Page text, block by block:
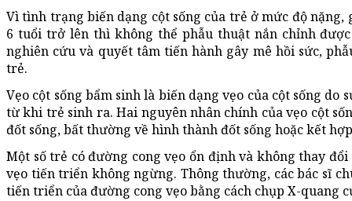
Vì tình trạng biến dạng cột sống của trẻ ở mức độ
6 tuổi trở lên thì không thể phẫu thuật nắn chỉnh được
nghiên cứu và quyết tâm tiến hành gây mê hồi sức,
trẻ.
Vẹo cột sống bẩm sinh là biến dạng vẹo của cột sống
từ khi trẻ sinh ra. Hai nguyên nhân chính của vẹo cột
đốt sống, bất thường về hình thành đốt sống hoặc kết
Một số trẻ có đường cong vẹo ổn định và không thay
vẹo tiến triển không ngừng. Thông thường, các bác sĩ
tiến triển của đường cong vẹo bằng cách chụp X-quang